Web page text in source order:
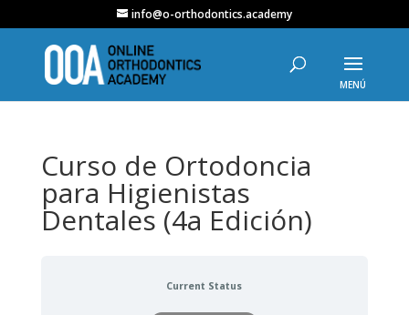
info@o-orthodontics.academy
Curso de Ortodoncia
para Higienistas
Dentales (4a Edición)
Current Status